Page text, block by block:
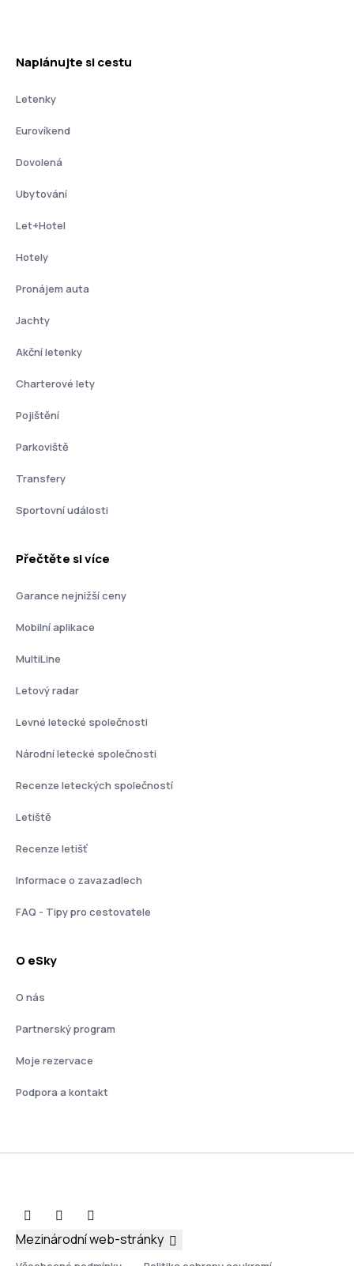
Naplánujte si cestu
Letenky
Eurovíkend
Dovolená
Ubytování
Let+Hotel
Hotely
Pronájem auta
Jachty
Akční letenky
Charterové lety
Pojištění
Parkoviště
Transfery
Sportovní události
Přečtěte si více
Garance nejnižší ceny
Mobilní aplikace
MultiLine
Letový radar
Levné letecké společnosti
Národní letecké společnosti
Recenze leteckých společností
Letiště
Recenze letišť
Informace o zavazadlech
FAQ - Tipy pro cestovatele
O eSky
O nás
Partnerský program
Moje rezervace
Podpora a kontakt
Mezinárodní web-stránky